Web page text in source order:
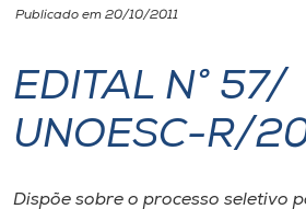
Unoesc
Internacionalização
I.nova
Publicado em 20/10/2011
EDITAL N° 57/
UNOESC-R/
Dispõe sobre o processo seletivo